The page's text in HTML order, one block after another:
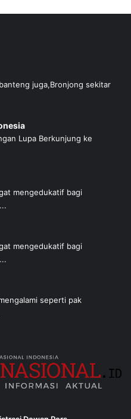
juga,Bronjong sekitar
Lupa Berkunjung ke
mengedukatif bagi
mengedukatif bagi
seperti pak